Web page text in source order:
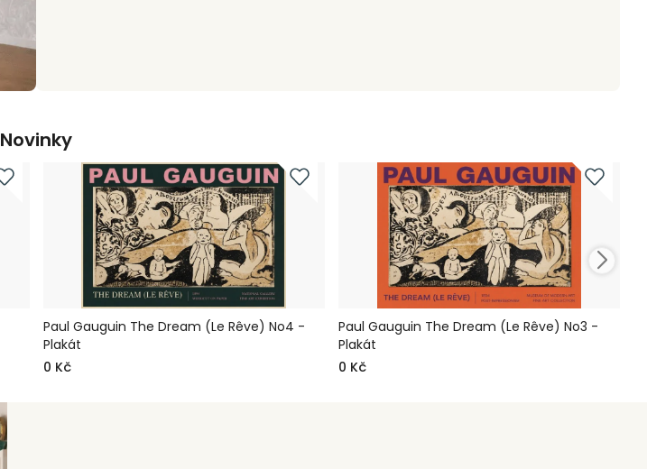
Novinky
Paul Gauguin The Dream (Le Rêve) No4 -
Plakát
0 Kč
Paul Gauguin The Dream (Le Rêve) No3 -
Plakát
0 Kč